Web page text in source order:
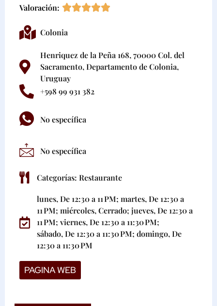
Valoración:
Colonia
Henriquez de la Peña 168, 70000 Col. del
Sacramento, Departamento de Colonia,
Uruguay
+598 99 931 382
No específica
No específica
Categorías:Restaurante
lunes, De 12:30 a 11 PM; martes, De 12:30 a
11 PM; miércoles, Cerrado; jueves, De 12:30 a
11 PM; viernes, De 12:30 a 11:30 PM;
sábado, De 12:30 a 11:30 PM; domingo, De
12:30 a 11:30 PM
PAGINA WEB